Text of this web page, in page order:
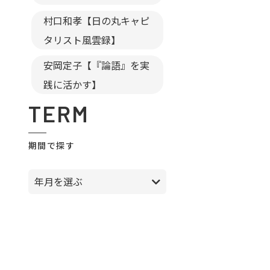
村口和孝【日の丸キャピ
タリスト風雲録】
安岡定子【『論語』を実
践に活かす】
TERM
期間で探す
年月を選ぶ